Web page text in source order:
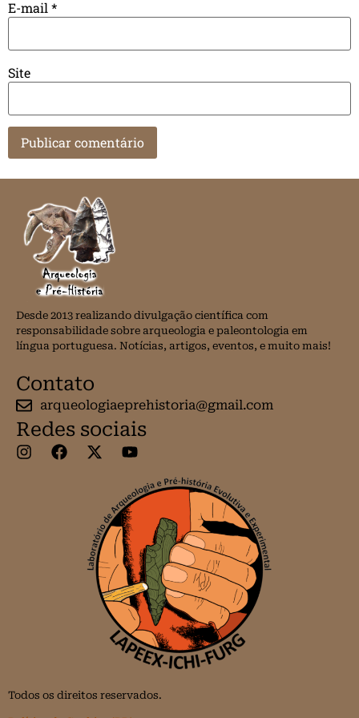
E-mail*
Site
Desde 2013 realizando divulgação científica com
responsabilidade sobre arqueologia e paleontologia em
língua portuguesa. Notícias, artigos, eventos, e muito mais!
Contato
arqueologiaeprehistoria@gmail.com
Redes sociais
Todos os direitos reservados.